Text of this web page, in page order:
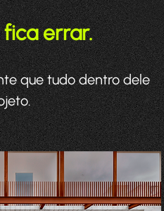
errar.
que tudo dentro dele